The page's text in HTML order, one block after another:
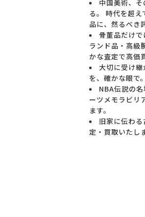
中国美術、
る。 時代を超
品に、然るべき
骨董品だけ
ランド品・高級
かな査定で高価
大切に受け
を、確かな眼で。
NBA伝説の
ーツメモラビリ
ます。
旧家に伝わ
定・買取いたし